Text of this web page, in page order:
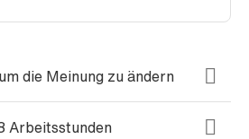
die Meinung zu ändern
Arbeitsstunden